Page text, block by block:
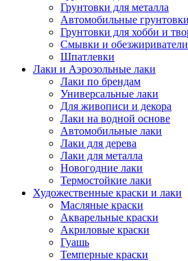
Грунтовки для металла
Автомобильные грунтовки
Грунтовки для хобби и
Смывки и обезжириватели
Шпатлевки
Лаки и Аэрозольные лаки
Лаки по брендам
Универсальные лаки
Для живописи и декора
Лаки на водной основе
Автомобильные лаки
Лаки для дерева
Лаки для металла
Новогодние лаки
Термостойкие лаки
Художественные краски и лаки
Масляные краски
Акварельные краски
Акриловые краски
Гуашь
Темперные краски